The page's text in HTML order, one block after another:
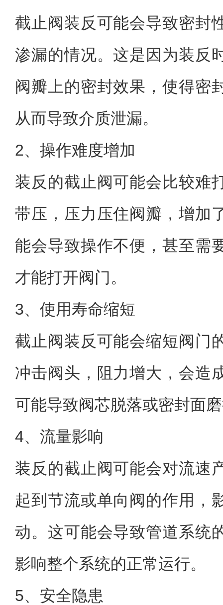
截止阀装反可能会导致密封
渗漏的情况。这是因为装反
阀瓣上的密封效果，使得密
从而导致介质泄漏。
2、操作难度增加
装反的截止阀可能会比较难
带压，压力压住阀瓣，增加
能会导致操作不便，甚至需
才能打开阀门。
3、使用寿命缩短
截止阀装反可能会缩短阀门
冲击阀头，阻力增大，会造
可能导致阀芯脱落或密封面
4、流量影响
装反的截止阀可能会对流速
起到节流或单向阀的作用，
动。这可能会导致管道系统
影响整个系统的正常运行。
5、安全隐患